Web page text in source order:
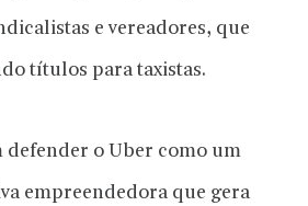
e vereadores, que
títulos para taxistas.
defender o Uber como um
empreendedora que gera